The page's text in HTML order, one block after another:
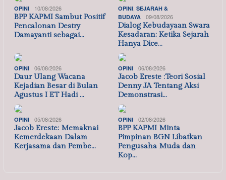
OPINI 10/08/2026
BPP KAPMI Sambut Positif
Pencalonan Destry
Damayanti sebagai…
OPINI SEJARAH &
BUDAYA
09/08/2026
Dialog Kebudayaan Swara
Kesadaran: Ketika Sejarah
Hanya Dice…
OPINI 06/08/2026
Daur Ulang Wacana
Kejadian Besar di Bulan
Agustus I ET Hadi …
OPINI 06/08/2026
Jacob Ereste :Teori Sosial
Denny JA Tentang Aksi
Demonstrasi…
OPINI 05/08/2026
Jacob Ereste: Memaknai
Kemerdekaan Dalam
Kerjasama dan Pembe…
OPINI 02/08/2026
BPP KAPMI Minta
Pimpinan BGN Libatkan
Pengusaha Muda dan
Kop…